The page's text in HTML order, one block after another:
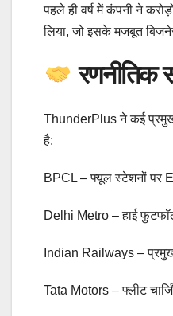
पहले ही वर्ष में कंपनी ने
लिया, जो इसके मजबूत
रणनीतिक
ThunderPlus ने कई
है:
BPCL – फ्यूल स्टेशनों पर
Delhi Metro – हाई फुटफॉल
Indian Railways –
Tata Motors – फ्लीट